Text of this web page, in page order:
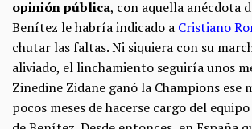
opinión pública, con aquella anécdota
Benítez le habría indicado a Cristiano
chutar las faltas. Ni siquiera con su
aliviado, el linchamiento seguiría unos
Zinedine Zidane ganó la Champions ese
pocos meses de hacerse cargo del